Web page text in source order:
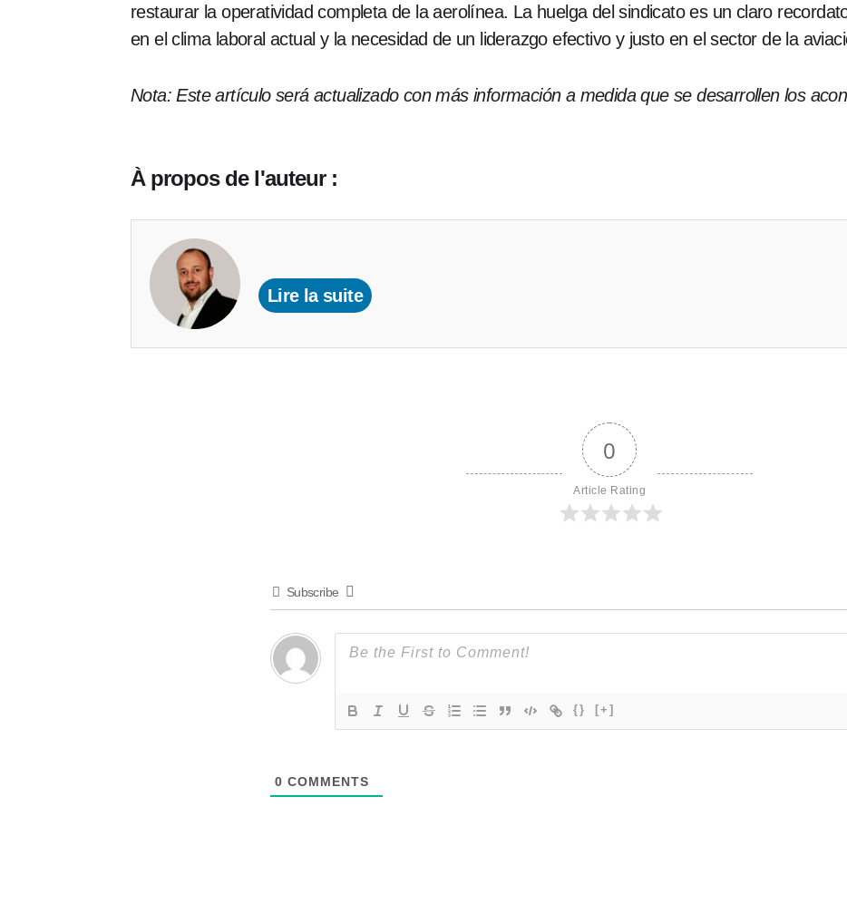
restaurar la operatividad completa de la aerolínea. La huelga del sindicato es un claro
en el clima laboral actual y la necesidad de un liderazgo efectivo y justo en el sector de la
Nota: Este artículo será actualizado con más información a medida que se desarrollen los
À propos de l'auteur :
Lire la suite
0
Article Rating
Subscribe
{} [+]
0 COMMENTS